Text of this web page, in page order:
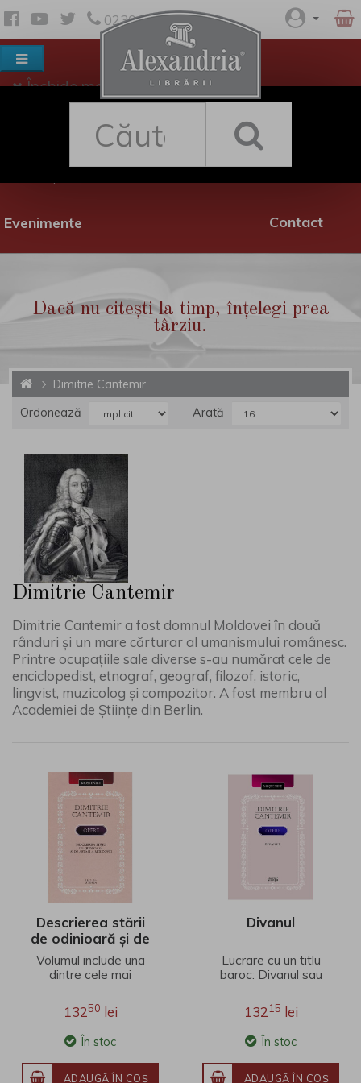
0230 530 342
Închide meniul
Evenimente
Rețea librării
Contact
Dacă nu citești la timp, înțelegi prea
târziu.
Dimitrie Cantemir
Ordonează
Arată
Dimitrie Cantemir
Dimitrie Cantemir a fost domnul Moldovei în două
rânduri și un mare cărturar al umanismului românesc.
Printre ocupațiile sale diverse s-au numărat cele de
enciclopedist, etnograf, geograf, filozof, istoric,
lingvist, muzicolog și compozitor. A fost membru al
Academiei de Științe din Berlin.
Descrierea stării
de odinioară și de
astăzi a Moldovei
Volumul include una
dintre cele mai
lui Dimitrie Cantemir,
Descrierea […]
Moldovei, care face
corp comun cu
Hronicul…, cu Historia
moldo-vlahica si alte
13250 lei
În stoc
ADAUGĂ ÎN COŞ
Divanul
Lucrare cu un titlu
baroc: Divanul sau
cu lumea sau giudetul
sufletului cu trupul
este o opera
remarcabila in mai
multe privinte. Pe
langa faptul ca e
13215 lei
În stoc
ADAUGĂ ÎN COŞ